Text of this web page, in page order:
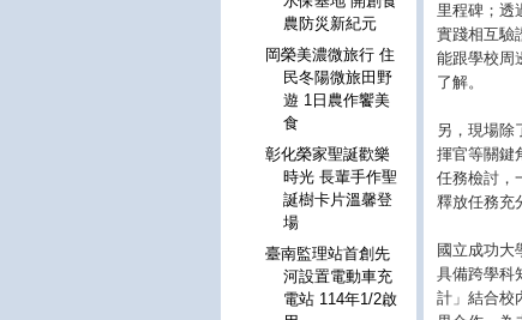
里程碑；透
實踐相互驗
能跟學校周
了解。
另，現場除
揮官等關鍵
任務檢討，
釋放任務充
國立成功大
具備跨學科
計」結合校
農防災新紀元
岡榮美濃微旅行 住
民冬陽微旅田野
遊 1日農作饗美
食
彰化榮家聖誕歡樂
時光 長輩手作聖
誕樹卡片溫馨登
場
臺南監理站首創先
河設置電動車充
電站 114年1/2啟